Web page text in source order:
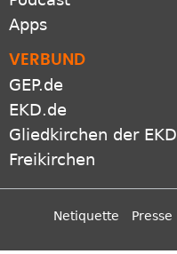
Apps
VERBUND
GEP.de
EKD.de
Gliedkirchen der EKD
Freikirchen
Netiquette Presse